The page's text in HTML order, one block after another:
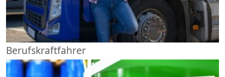
Berufskraftfahrer